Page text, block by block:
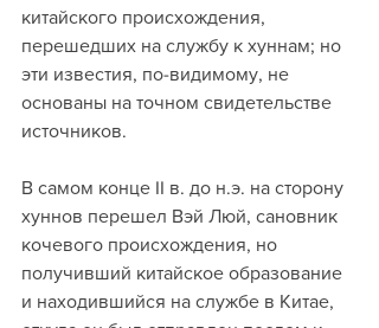
китайского происхождения,
перешедших на службу к хуннам; но
эти известия, по-видимому, не
основаны на точном свидетельстве
источников.
В самом конце II в. до н.э. на сторону
хуннов перешел Вэй Люй, сановник
кочевого происхождения, но
получивший китайское образование
и находившийся на службе в Китае,